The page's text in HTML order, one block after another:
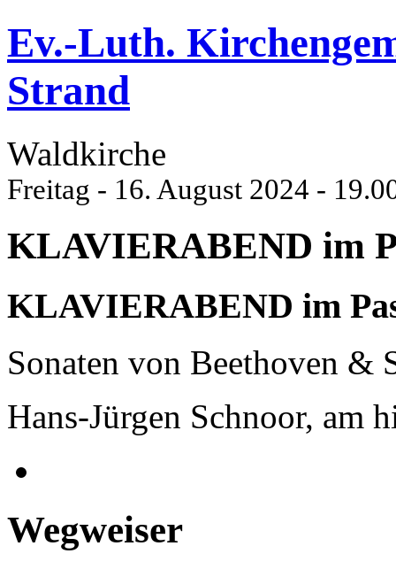
Ev.-Luth.
Strand
Waldkirche
Freitag - 16. August 2024 -
KLAVIERABEND im
KLAVIERABEND im
Sonaten von Beethoven &
Hans-Jürgen Schnoor, am
Wegweiser